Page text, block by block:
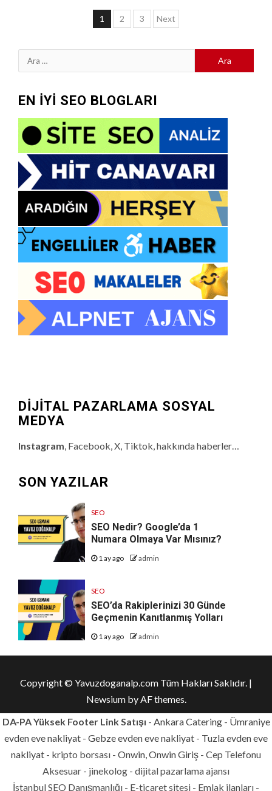
Yazı
1 2 3 Next
Arama:
EN İYİ SEO BLOGLARI
DİJİTAL PAZARLAMA SOSYAL
MEDYA
Instagram , Facebook, X, Tiktok, hakkında haberler…
SON YAZILAR
SEO
SEO Nedir? Google’da 1
Numara Olmaya Var Mısınız?
1 ay ago admin
SEO
SEO’da Rakiplerinizi 30 Günde
Geçmenin Kanıtlanmış Yolları
1 ay ago admin
Copyright © Yavuzdoganalp.com Tüm Hakları Saklıdır. |
Newsiumby AF themes.
DA-PA Yüksek Footer Link Satışı - Ankara Catering- Ümraniye
evden eve nakliyat - Gebze evden eve nakliyat - Tuzla evden eve
nakliyat - kripto borsası - Onwin, Onwin Giriş - Cep Telefonu
Aksesuar - jinekolog - dijital pazarlama ajansı
İstanbul SEO Danışmanlığı - E-ticaret sitesi - Emlak ilanları -